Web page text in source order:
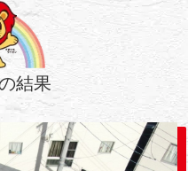
結果